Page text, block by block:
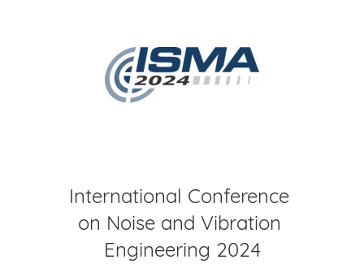
International Conference
on Noise and Vibration
Engineering 2024